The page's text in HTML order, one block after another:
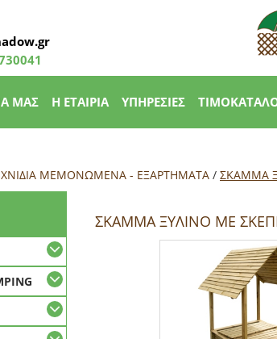
ΜΑΣ Η ΕΤΑΙΡΙΑ ΥΠΗΡΕΣΙΕΣ
ΜΕΜΟΝΩΜΕΝΑ - ΕΞΑΡΤΗΜΑΤΑ / ΣΚΑΜΜΑ
ΣΚΑΜΜΑ ΞΥΛΙΝΟ ΜΕ